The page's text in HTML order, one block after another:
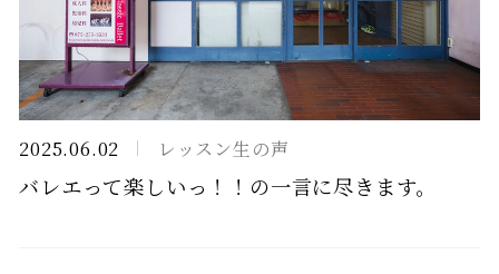
2025.06.02 レッスン生の声
バレエって楽しいっ！！の一言に尽きます。